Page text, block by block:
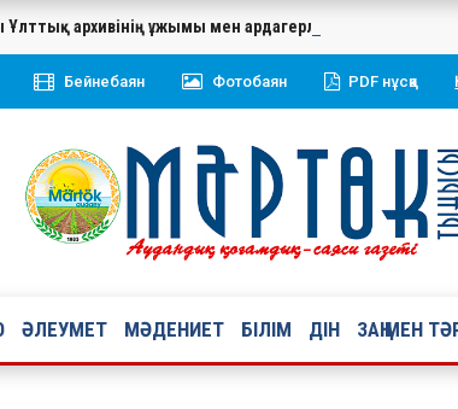
Ұлттық архивінің ұжымы мен ардагерлерін 20 жылдық
Бейнебаян Фотобаян PDF нұсқа
ӘЛЕУМЕТ МӘДЕНИЕТ БІЛІМ ДІН ЗАҢ МЕН